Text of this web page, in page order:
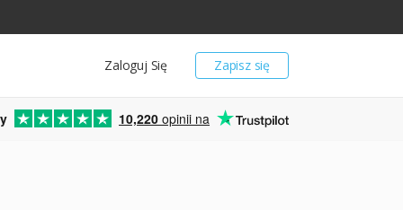
Zapisz się
Zaloguj Się
10,220 opinii na